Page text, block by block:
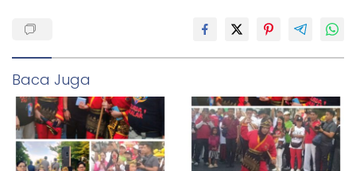
Baca Juga